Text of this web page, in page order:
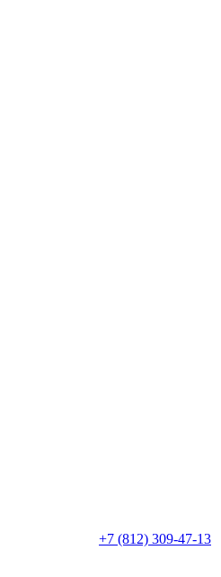
+7 (812) 309-47-13